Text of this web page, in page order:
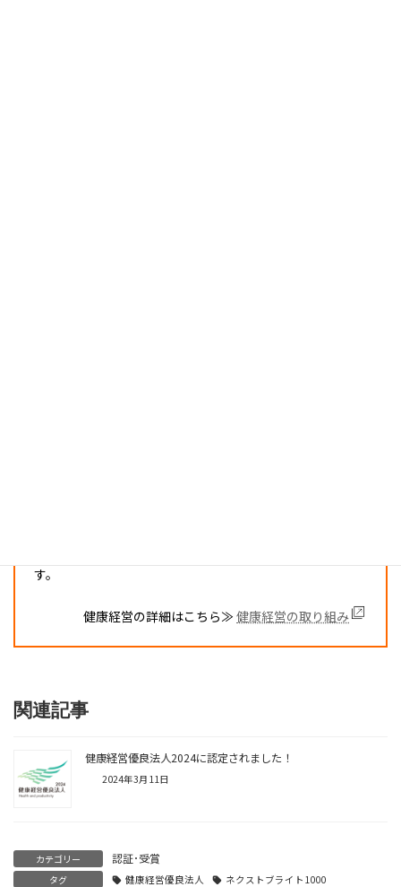
す。
健康経営の詳細はこちら≫ 健康経営の取り組み
関連記事
健康経営優良法人2024に認定されました！
2024年3月11日
カテゴリー 認証･受賞
タグ 健康経営優良法人 ネクストブライト1000